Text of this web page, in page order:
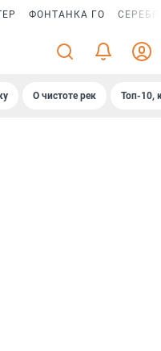
ФОНТАНКА ГО
О чистоте рек Топ-10,